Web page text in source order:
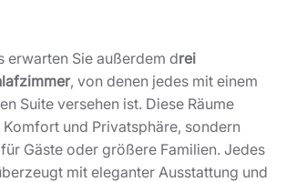
erwarten Sie außerdem drei
, von denen jedes mit einem
Suite versehen ist. Diese Räume
und Privatsphäre, sondern
Gäste oder größere Familien. Jedes
mit eleganter Ausstattung und